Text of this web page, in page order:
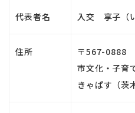
代表者名 入交 享子（
住所
〒567-0888
市文化・子
きゃぱす（茨